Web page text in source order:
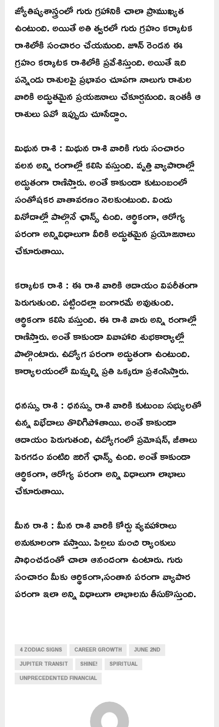
జ్యోతిష్యశాస్త్రంలో గురు గ్రహానికి చాలా ప్రాముఖ్యత
ఉంటుంది. అయితే అతి త్వరలో గురు గ్రహం కర్కాటక
రాశిలోకి సంచారం చేయనుంది. జూన్ రెండన ఈ
గ్రహం కర్కాటక రాశిలోకి ప్రవేశిస్తుంది. అయితే ఇది
పన్నెండు రాశులపై ప్రభావం చూపగా నాలుగు రాశుల
వారికి అద్భుతమైన ప్రయజనాలు చేకూర్చనుంది. ఇంతకీ ఆ
రాశులు ఏవో ఇప్పుడు చూసేద్దాం.
మిథున రాశి : మిథున రాశి వారికి గురు సంచారం
వలన అన్ని రంగాల్లో కలిసి వస్తుంది. వృత్తి వ్యాపారాల్లో
అద్భుతంగా రాణిస్తారు. అంతే కాకుండా కుటుంబంలో
సంతోషకర వాతావరణం నెలకుంటుంది. విందు
వినోదాల్లో పాల్గొనే ఛాన్స్ ఉంది. ఆర్థికంగా, ఆరోగ్య
పరంగా అన్నివిధాలుగా వీరికి అద్భుతమైన ప్రయోజనాలు
చేకూరుతాయి.
కర్కాటక రాశి : ఈ రాశి వారికి ఆదాయం విపరీతంగా
పెరుగుతుంది. పట్టిందల్లా బంగారమే అవుతుంది.
ఆర్థికంగా కలిసి వస్తుంది. ఈ రాశి వారు అన్ని రంగాల్లో
రాణిస్తారు. అంతే కాకుండా వివాహాది శుభకార్యాల్లో
పాల్గొంటారు. ఉద్యోగ పరంగా అద్భుతంగా ఉంటుంది.
కార్యాలయంలో మిమ్మల్ని ప్రతి ఒక్కరూ ప్రశంసిస్తారు.
ధనస్సు రాశి : ధనస్సు రాశి వారికి కుటుంబ సభ్యులతో
ఉన్న విభేదాలు తొలిగిపోతాయి. అంతే కాకుండా
ఆదాయం పెరుగుతంది, ఉద్యోగంలో ప్రమోషన్, జీతాలు
పెరగడం వంటిది జరిగే ఛాన్స్ ఉంది. అంతే కాకుండా
ఆర్థికంగా, ఆరోగ్య పరంగా అన్ని విధాలుగా లాభాలు
చేకూరుతాయి.
మీన రాశి : మీన రాశి వారికి కోర్టు వ్యవహారాలు
అనుకూలంగా వస్తాయి. పిల్లలు మంచి ర్యాంకులు
సాధించడంతో చాలా ఆనందంగా ఉంటారు. గురు
సంచారం మీకు ఆర్థికంగా,సంతాన పరంగా వ్యాపార
పరంగా ఇలా అన్ని విధాలుగా లాభాలను తీసుకొస్తుంది.
4 ZODIAC SIGNS CAREER GROWTH
JUNE 2ND
JUPITER TRANSIT
SHINE!
SPIRITUAL
UNPRECEDENTED FINANCIAL